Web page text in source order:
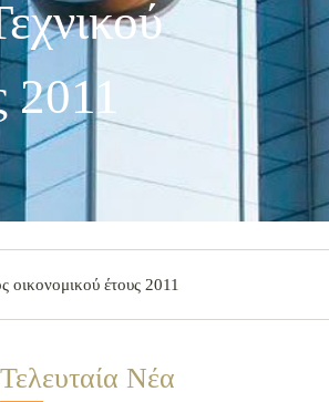
έτους 2011
Τελευταία Νέα